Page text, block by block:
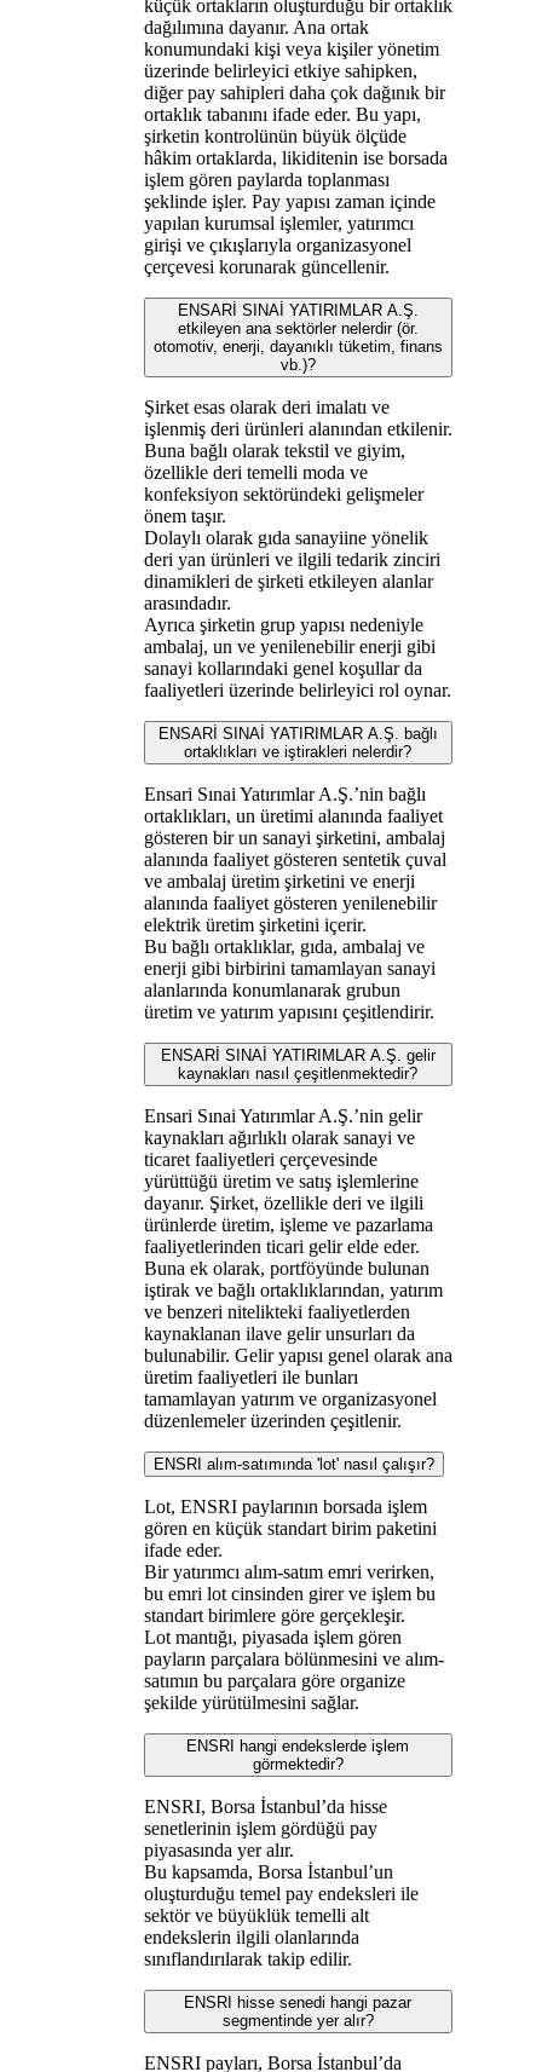
küçük ortakların oluşturduğu bir ortaklık
dağılımına dayanır. Ana ortak
konumundaki kişi veya kişiler yönetim
üzerinde belirleyici etkiye sahipken,
diğer pay sahipleri daha çok dağınık bir
ortaklık tabanını ifade eder. Bu yapı,
şirketin kontrolünün büyük ölçüde
hâkim ortaklarda, likiditenin ise borsada
işlem gören paylarda toplanması
şeklinde işler. Pay yapısı zaman içinde
yapılan kurumsal işlemler, yatırımcı
girişi ve çıkışlarıyla organizasyonel
çerçevesi korunarak güncellenir.
ENSARİ SINAİ YATIRIMLAR A.Ş.
etkileyen ana sektörler nelerdir (ör.
otomotiv, enerji, dayanıklı tüketim, finans
vb.)?
Şirket esas olarak deri imalatı ve
işlenmiş deri ürünleri alanından etkilenir.
Buna bağlı olarak tekstil ve giyim,
özellikle deri temelli moda ve
konfeksiyon sektöründeki gelişmeler
önem taşır.
Dolaylı olarak gıda sanayiine yönelik
deri yan ürünleri ve ilgili tedarik zinciri
dinamikleri de şirketi etkileyen alanlar
arasındadır.
Ayrıca şirketin grup yapısı nedeniyle
ambalaj, un ve yenilenebilir enerji gibi
sanayi kollarındaki genel koşullar da
faaliyetleri üzerinde belirleyici rol oynar.
ENSARİ SINAİ YATIRIMLAR A.Ş. bağlı
ortaklıkları ve iştirakleri nelerdir?
Ensari Sınai Yatırımlar A.Ş.’nin bağlı
ortaklıkları, un üretimi alanında faaliyet
gösteren bir un sanayi şirketini, ambalaj
alanında faaliyet gösteren sentetik çuval
ve ambalaj üretim şirketini ve enerji
alanında faaliyet gösteren yenilenebilir
elektrik üretim şirketini içerir.
Bu bağlı ortaklıklar, gıda, ambalaj ve
enerji gibi birbirini tamamlayan sanayi
alanlarında konumlanarak grubun
üretim ve yatırım yapısını çeşitlendirir.
ENSARİ SINAİ YATIRIMLAR A.Ş. gelir
kaynakları nasıl çeşitlenmektedir?
Ensari Sınai Yatırımlar A.Ş.’nin gelir
kaynakları ağırlıklı olarak sanayi ve
ticaret faaliyetleri çerçevesinde
yürüttüğü üretim ve satış işlemlerine
dayanır. Şirket, özellikle deri ve ilgili
ürünlerde üretim, işleme ve pazarlama
faaliyetlerinden ticari gelir elde eder.
Buna ek olarak, portföyünde bulunan
iştirak ve bağlı ortaklıklarından, yatırım
ve benzeri nitelikteki faaliyetlerden
kaynaklanan ilave gelir unsurları da
bulunabilir. Gelir yapısı genel olarak ana
üretim faaliyetleri ile bunları
tamamlayan yatırım ve organizasyonel
düzenlemeler üzerinden çeşitlenir.
ENSRI alım-satımında 'lot' nasıl çalışır?
Lot, ENSRI paylarının borsada işlem
gören en küçük standart birim paketini
ifade eder.
Bir yatırımcı alım-satım emri verirken,
bu emri lot cinsinden girer ve işlem bu
standart birimlere göre gerçekleşir.
Lot mantığı, piyasada işlem gören
payların parçalara bölünmesini ve alım-
satımın bu parçalara göre organize
şekilde yürütülmesini sağlar.
ENSRI hangi endekslerde işlem
görmektedir?
ENSRI, Borsa İstanbul’da hisse
senetlerinin işlem gördüğü pay
piyasasında yer alır.
Bu kapsamda, Borsa İstanbul’un
oluşturduğu temel pay endeksleri ile
sektör ve büyüklük temelli alt
endekslerin ilgili olanlarında
sınıflandırılarak takip edilir.
ENSRI hisse senedi hangi pazar
segmentinde yer alır?
ENSRI payları, Borsa İstanbul’da